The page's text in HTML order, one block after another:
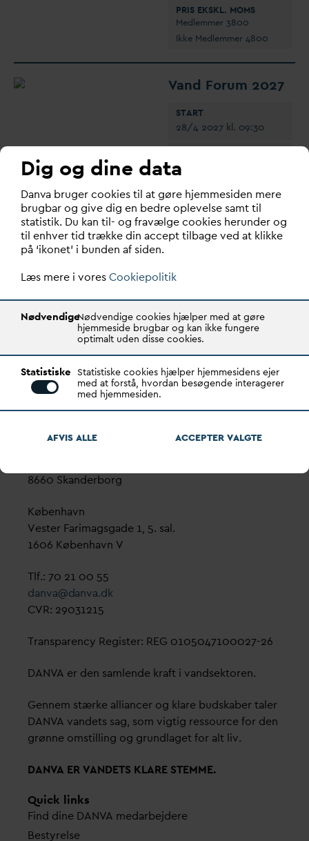
PRIS EKSKL. MOMS
Medlemmer 3800
Ikke Medlemmer 4800
Vand Forum 2027
START
28/4 2027 kl. 09:30
28/4 2027 kl. 17:00
PLACERING
DANVA, Godthåbsvej 83,
8660 Skanderborg
PRIS EKSKL. MOMS
DanskVand- og Spildevandsforening
8660 Skanderborg
København
Vester Farimagsgade 1, 5. sal.
1606 København V
Tlf.: 70 21 00 55
danva@danva.dk
CVR: 29031215
Transparency Register: REG 0105047100027-26
DANVA er den samlende kraft i vandsektoren.
Gennem stærke alliancer og klare budskaber taler
DANVA vandets sag, som vigtig ressource for den
grønne omstilling og grundlaget for alt liv.
DANVA ERVANDETS KLARE STEMME.
Quick links
Find dine DANVA medarbejdere
Bestyrelse
Dig og dine data
Danva bruger cookies til at gøre hjemmesiden mere
brugbar og give dig en bedre oplevelse samt til
statistik. Du kan til- og fravælge cookies herunder og
til enhver tid trække din accept tilbage ved at klikke
på ‘ikonet’ i bunden af siden.
Læs mere i voresCookiepolitik
NødvendigeNødvendige cookies hjælper med at gøre
hjemmeside brugbar og kan ikke fungere
optimalt uden disse cookies.
Statistiske Statistiske cookies hjælper hjemmesidens ejer
med at forstå, hvordan besøgende interagerer
med hjemmesiden.
AFVIS ALLE ACCEPTERVALGTE